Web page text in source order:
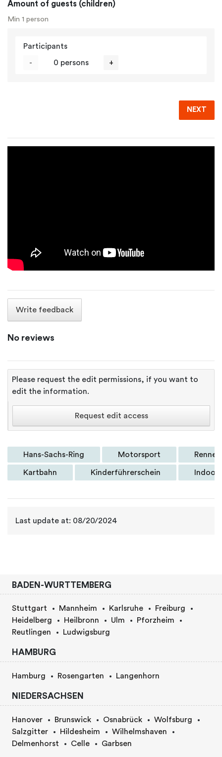
Amount of guests (children)
Min 1 person
Participants
- 0 persons +
NEXT
Write feedback
No reviews
Please request the edit permissions, if you want to
edit the information.
Request edit access
Hans-Sachs-Ring Motorsport Rennen
Kartbahn Kinderführerschein
Last update at: 08/20/2024
BADEN-WURTTEMBERG
Stuttgart Mannheim Karlsruhe
Freiburg
Heidelberg
Heilbronn Ulm
Pforzheim
Reutlingen
Ludwigsburg
HAMBURG
Hamburg Rosengarten Langenhorn
NIEDERSACHSEN
Hanover Brunswick Osnabrück
Wolfsburg
Salzgitter
Hildesheim
Wilhelmshaven
Delmenhorst
Celle Garbsen